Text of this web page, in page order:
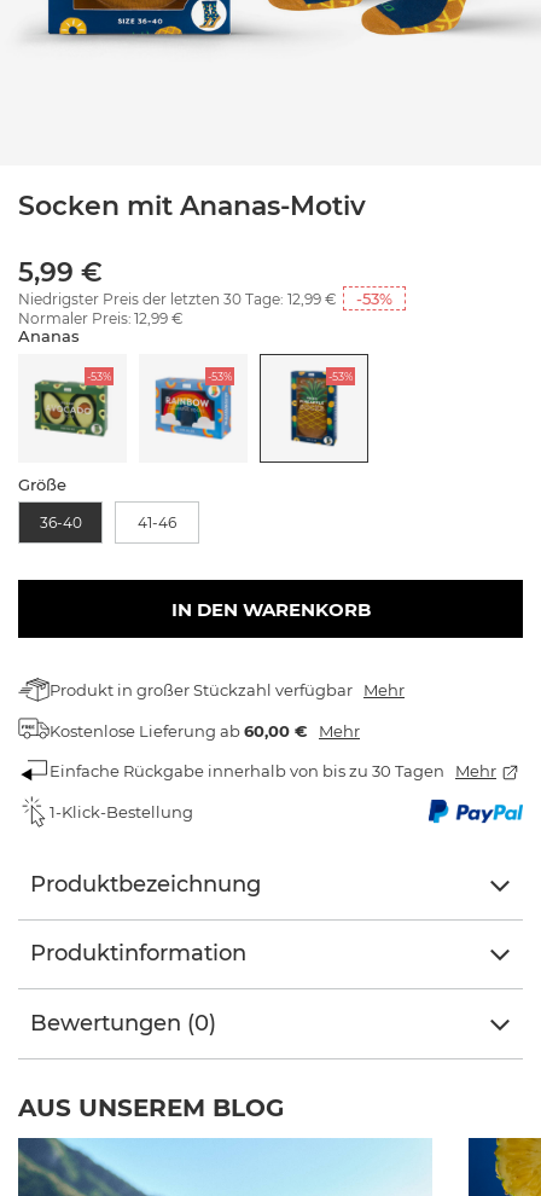
Socken mit Ananas-Motiv
5,99 €
Niedrigster Preis der letzten 30 Tage: 12,99 € -53%
Normaler Preis: 12,99 €
Ananas
-53% -53% -53%
Größe
36-40 41-46
IN DEN WARENKORB
Produkt in großer Stückzahl verfügbar Mehr
Kostenlose Lieferung ab60,00 € Mehr
Einfache Rückgabe innerhalb von bis zu 30 Tagen Mehr
1-Klick-Bestellung
Produktbezeichnung
Produktinformation
Bewertungen (0)
AUS UNSEREM BLOG